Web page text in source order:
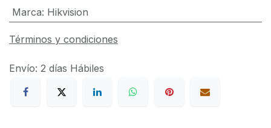
Marca: Hikvision
Términos y condiciones
Envío: 2 días Hábiles